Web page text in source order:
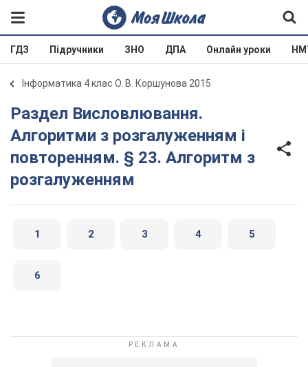
ГДЗ Підручники ЗНО ДПА Онлайн уроки
Інформатика 4 клас О. В. Коршунова 2015
Раздел Висловлювання.
Алгоритми з розгалуженням і
повторенням. § 23. Алгоритм з
розгалуженням
1 2 3 4 5
6